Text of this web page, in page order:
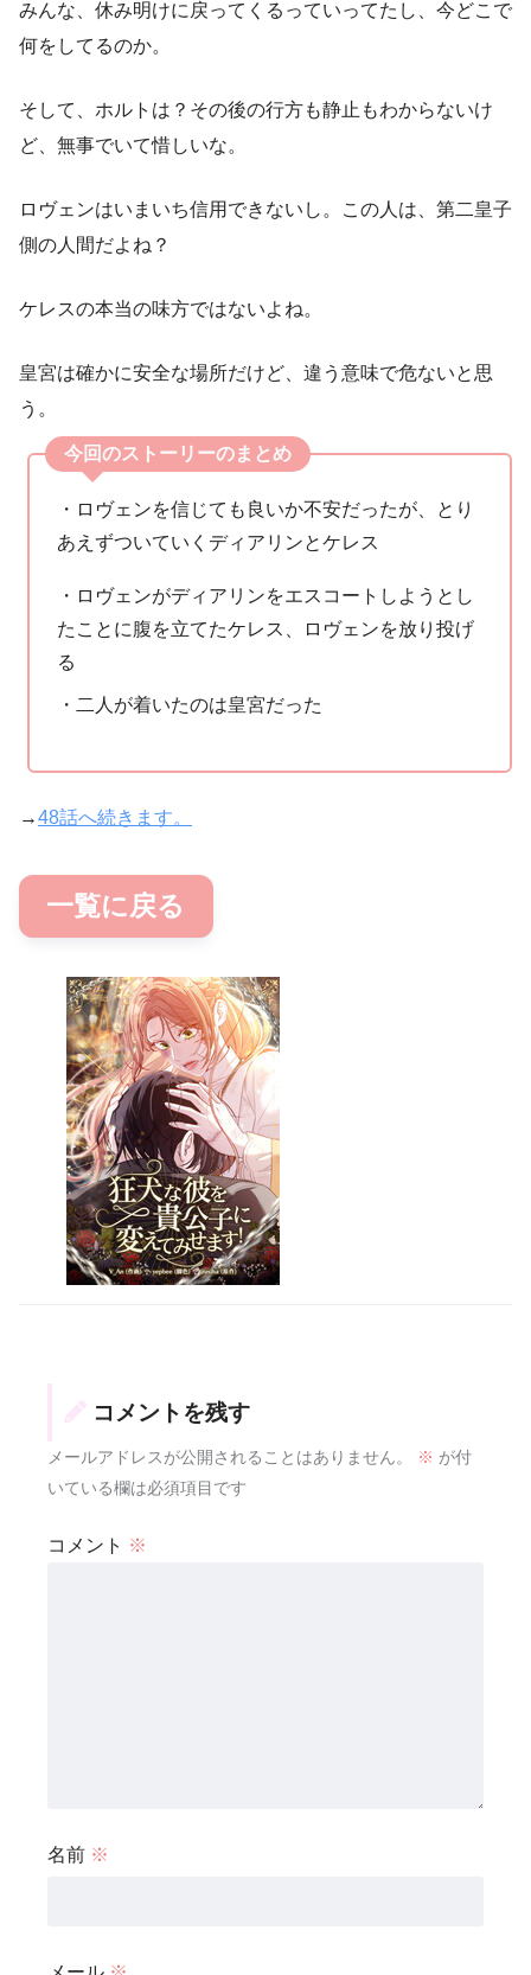
みんな、休み明けに戻ってくるっていってたし、今どこで
何をしてるのか。
そして、ホルトは？その後の行方も静止もわからないけ
ど、無事でいて惜しいな。
ロヴェンはいまいち信用できないし。この人は、第二皇子
側の人間だよね？
ケレスの本当の味方ではないよね。
皇宮は確かに安全な場所だけど、違う意味で危ないと思
う。
今回のストーリーのまとめ
・ロヴェンを信じても良いか不安だったが、とり
あえずついていくディアリンとケレス
・ロヴェンがディアリンをエスコートしようとし
たことに腹を立てたケレス、ロヴェンを放り投げ
る
・二人が着いたのは皇宮だった
→48話へ続きます。
一覧に戻る
コメントを残す
メールアドレスが公開されることはありません。 ※ が付
いている欄は必須項目です
コメント ※
名前 ※